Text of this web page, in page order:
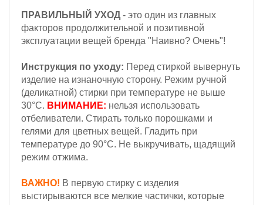
ПРАВИЛЬНЫЙ УХОД - это один из главных
факторов продолжительной и позитивной
эксплуатации вещей бренда "Наивно? Очень"!
Инструкция по уходу: Перед стиркой вывернуть
изделие на изнаночную сторону. Режим ручной
(деликатной) стирки при температуре не выше
30°С. ВНИМАНИЕ: нельзя использовать
отбеливатели. Стирать только порошками и
гелями для цветных вещей. Гладить при
температуре до 90°С. Не выкручивать, щадящий
режим отжима.
ВАЖНО! В первую стирку с изделия
выстирываются все мелкие частички, которые